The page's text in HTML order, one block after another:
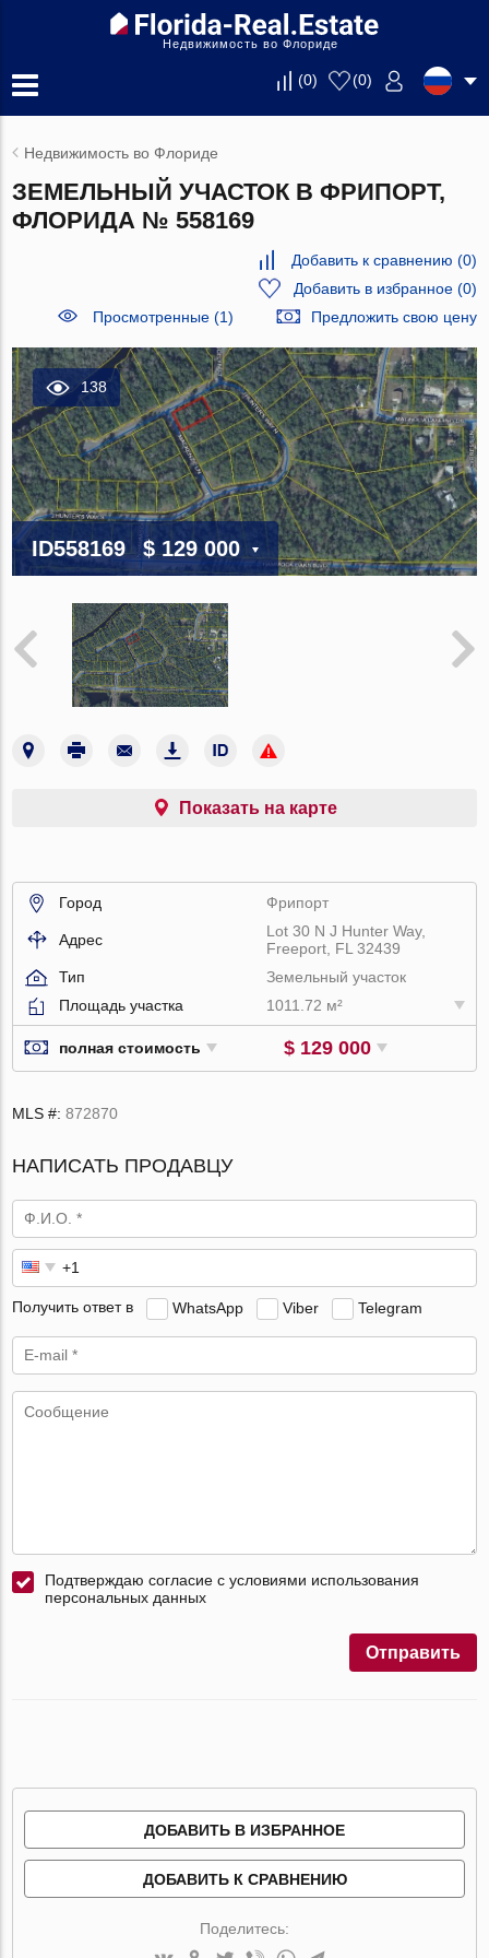
Недвижимость во Флориде
(0) (0)
Недвижимость во Флориде
ЗЕМЕЛЬНЫЙ УЧАСТОК В ФРИПОРТ,
ФЛОРИДА № 558169
Добавить к сравнению (0)
Добавить в избранное(0)
Просмотренные (1)
Предложить свою цену
138
ID558169 $ 129 000
Показать на карте
Город Фрипорт
Адрес
Lot 30 N J Hunter Way,
Freeport, FL 32439
Тип
Земельный участок
Площадь участка
1011.72 м²
полная стоимость $ 129 000
MLS #:872870
НАПИСАТЬ ПРОДАВЦУ
Получить ответ в WhatsApp Viber Telegram
Подтверждаю согласие с условиями использования
персональных данных
Отправить
ДОБАВИТЬ В ИЗБРАННОЕ
ДОБАВИТЬ К СРАВНЕНИЮ
Поделитесь: